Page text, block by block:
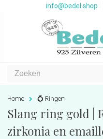
info@bedel.shop
Home 💍 Ringen
Slang ring gold |
zirkonia en